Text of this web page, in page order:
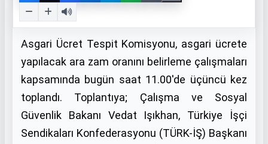
Asgari Ücret Tespit Komisyonu, asgari ücrete
yapılacak ara zam oranını belirleme çalışmaları
kapsamında bugün saat 11.00'de üçüncü kez
toplandı. Toplantıya; Çalışma ve Sosyal
Güvenlik Bakanı Vedat Işıkhan, Türkiye İşçi
Sendikaları Konfederasyonu (TÜRK-İŞ) Başkanı